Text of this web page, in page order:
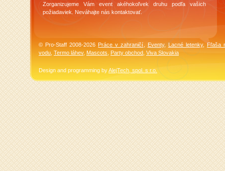
Zorganizujeme Vám event akéhokoľvek druhu podľa vašich
požiadaviek. Neváhajte nás kontaktovať.
© Pro-Staff 2008-2026Práce v zahraničí Eventy, Lacné letenky,Fľaša
vodu Termo láhev, Mascots Party obchod Viva Slovakia
Design and programming byAlejTech, spol. s r.o.